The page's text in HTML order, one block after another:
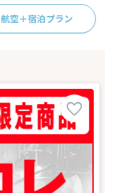
航空＋宿泊プラン